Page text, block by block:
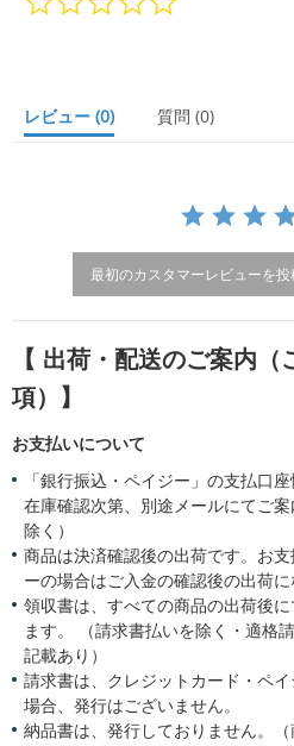
r
g
レビュー (0) 質問 (0)
最初のカスタマーレビューを
【 出荷・配送のご案内
項）】
お支払いについて
「銀行振込・ペイジー」の支払口
在庫確認次第、別途メールにてご
除く）
商品は決済確認後の出荷です。お
ーの場合はご入金の確認後の出荷に
領収書は、すべての商品の出荷後
ます。 （請求書払いを除く・適格
記載あり）
請求書は、クレジットカード・ペ
場合、発行はございません。
納品書は、発行しておりません。